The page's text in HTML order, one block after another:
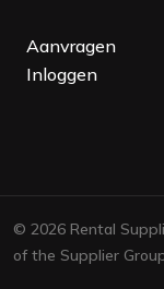
Aanvragen
Inloggen
© 2026 Rental
of the Supplier